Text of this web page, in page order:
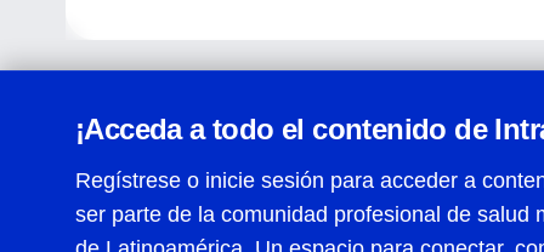
¡Acceda a todo el contenido de
Regístrese o inicie sesión para acceder a
ser parte de la comunidad profesional de salud
Centro de Ayuda